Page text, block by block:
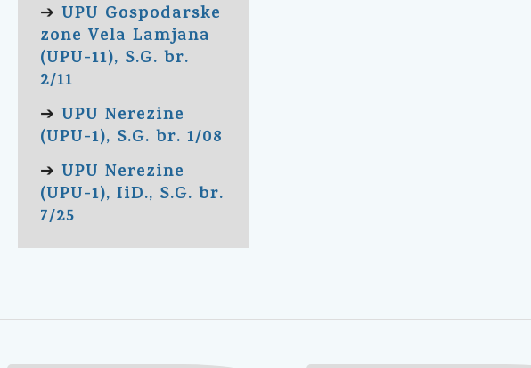
➔ UPU Gospodarske
zone Vela Lamjana
(UPU-11), S.G. br.
2/11
➔ UPU Nerezine
(UPU-1), S.G. br. 1/08
➔ UPU Nerezine
(UPU-1), IiD., S.G. br.
7/25